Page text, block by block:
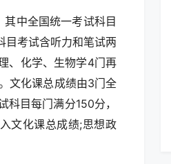
中全国统一考试科目
目考试含听力和笔试两
、化学、生物学4门再
文化课总成绩由3门全
目每门满分150分，
文化课总成绩;思想政